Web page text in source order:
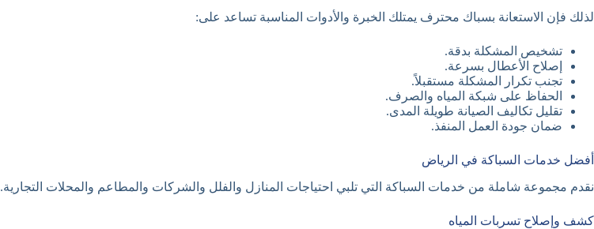
لذلك فإن الاستعانة بسباك محترف يمتلك الخبرة والأدوات المناسبة تساعد على:
تشخيص المشكلة بدقة.
إصلاح الأعطال بسرعة.
تجنب تكرار المشكلة مستقبلاً.
الحفاظ على شبكة المياه والصرف.
تقليل تكاليف الصيانة طويلة المدى.
ضمان جودة العمل المنفذ.
أفضل خدمات السباكة في الرياض
نقدم مجموعة شاملة من خدمات السباكة التي تلبي احتياجات المنازل والفلل والشركات والمطاعم والمحلات التجارية.
كشف وإصلاح تسربات المياه